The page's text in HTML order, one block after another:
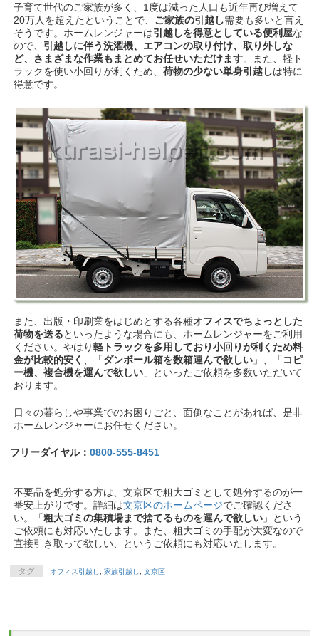
子育て世代のご家族が多く、1度は減った人口も近年再び増えて
20万人を超えたということで、 ご家族の引越し需要も多いと言え
そうです。ホームレンジャーは引越しを得意としている便利屋な
ので、 引越しに伴う洗濯機、エアコンの取り付け、取り外しな
ど、さまざまな作業もまとめてお任せいただけます。また、軽ト
ラックを使い小回りが利くため、荷物の少ない単身引越しは特に
得意です。
また、出版・印刷業をはじめとする各種オフィスでちょっとした
荷物を送るといったような場合にも、ホームレンジャーをご利用
ください。やはり軽トラックを多用しており小回りが利くため料
金が比較的安く 、「ダンボール箱を数箱運んで欲しい 」、「 コピ
ー機、複合機を運んで欲しい 」といったご依頼を多数いただいて
おります。
日々の暮らしや事業でのお困りごと、面倒なことがあれば、是非
ホームレンジャーにお任せください。
フリーダイヤル：0800-555-8451
不要品を処分する方は、文京区で粗大ゴミとして処分するのが一
番安上がりです。詳細は文京区のホームページでご確認くださ
い。「粗大ゴミの集積場まで捨てるものを運んで欲しい 」という
ご依頼にも対応いたします。また、粗大ゴミの手配が大変なので
直接引き取って欲しい、というご依頼にも対応いたします。
タグ オフィス引越し,家族引越し,文京区